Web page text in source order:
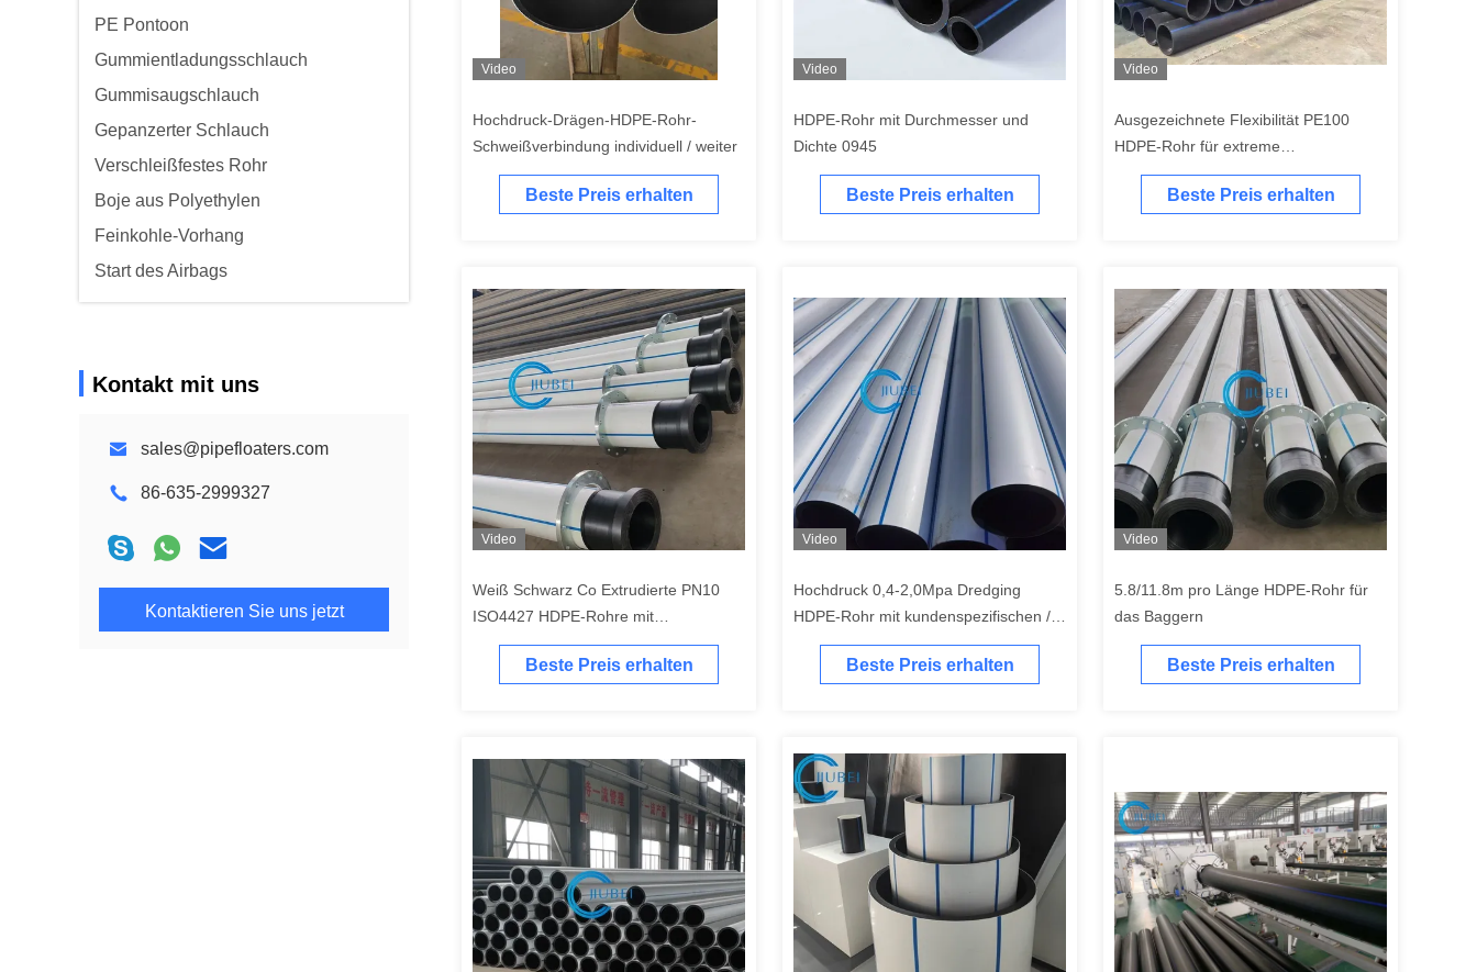
PE Pontoon
Gummientladungsschlauch
Gummisaugschlauch
Gepanzerter Schlauch
Verschleißfestes Rohr
Boje aus Polyethylen
Feinkohle-Vorhang
Start des Airbags
Kontakt mit uns
sales@pipefloaters.com
86-635-2999327
Kontaktieren Sie uns jetzt
Video
Hochdruck-Drägen-HDPE-Rohr-
Schweißverbindung individuell / weiter
Beste Preis erhalten
Video
HDPE-Rohr mit Durchmesser und
Dichte 0945
Beste Preis erhalten
Video
Ausgezeichnete Flexibilität PE100
HDPE-Rohr für extreme
Baggerbedingungen
Beste Preis erhalten
Video
Weiß Schwarz Co Extrudierte PN10
ISO4427 HDPE-Rohre mit
hervorragender
Korrosionsbeständigkeit
Beste Preis erhalten
Video
Hochdruck 0,4-2,0Mpa Dredging
HDPE-Rohr mit kundenspezifischen /
HDPE PE100 Hersteller
Beste Preis erhalten
Video
5.8/11.8m pro Länge HDPE-Rohr für
das Baggern
Beste Preis erhalten